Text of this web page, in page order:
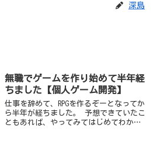
深島
無職でゲームを作り始めて半年経
ちました【個人ゲーム開発】
仕事を辞めて、RPGを作るぞーとなってか
ら半年が経ちました。 予想できていたこ
ともあれば、やってみてはじめてわかっ